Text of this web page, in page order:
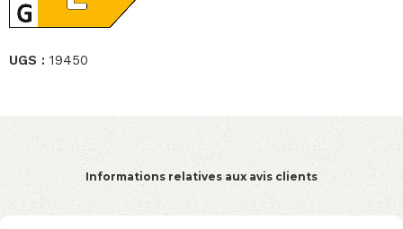
UGS : 19450
Informations relatives aux avis clients